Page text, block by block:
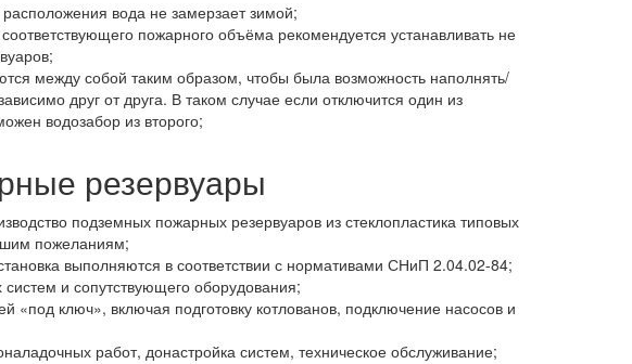
вода не замерзает зимой;
пожарного объёма рекомендуется устанавливать не
между собой таким образом, чтобы была возможность наполнять/
друг от друга. В таком случае если отключится один из
водозабор из второго;
резервуары
подземных пожарных резервуаров из стеклопластика типовых
пожеланиям;
выполняются в соответствии с нормативами СНиП 2.04.02-84;
и сопутствующего оборудования;
«под ключ», включая подготовку котлованов, подключение насосов и
работ, донастройка систем, техническое обслуживание;